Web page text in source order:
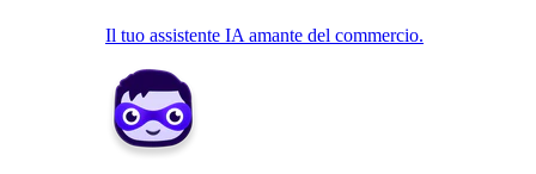
Il tuo assistente IA amante del commercio.